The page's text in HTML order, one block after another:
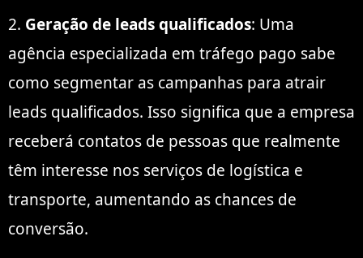
2. Geração de leads qualificados: Uma
agência especializada em tráfego pago sabe
como segmentar as campanhas para atrair
leads qualificados. Isso significa que a empresa
receberá contatos de pessoas que realmente
têm interesse nos serviços de logística e
transporte, aumentando as chances de
conversão.